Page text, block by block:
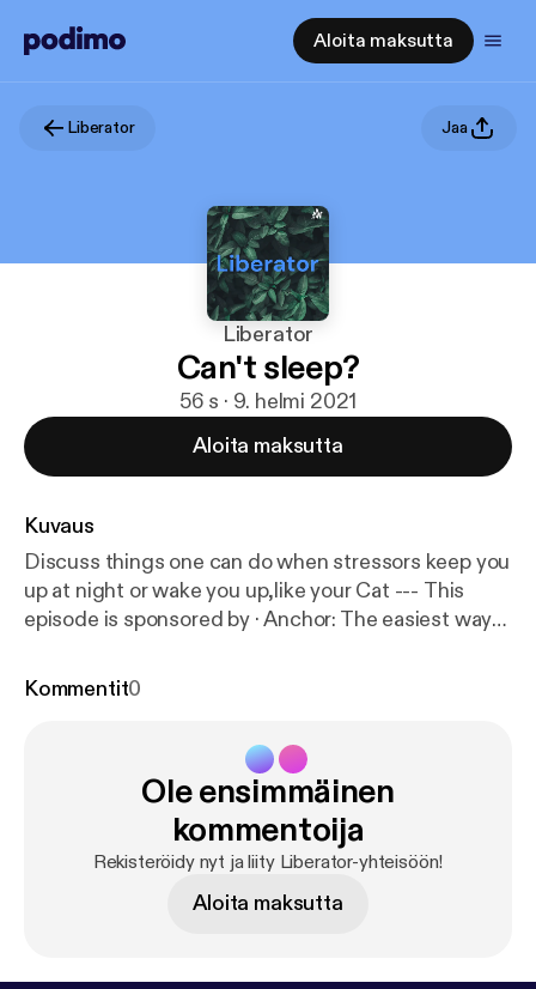
Aloita maksutta
Liberator Jaa
Liberator
Can't sleep?
56 s · 9. helmi 2021
Aloita maksutta
Kuvaus
Discuss things one can do when stressors keep you
up at night or wake you up,like your Cat --- This
episode is sponsored by · Anchor: The easiest way
chor.fm/app]
Kommentit0
Ole ensimmäinen
kommentoija
Rekisteröidy nyt ja liity Liberator-yhteisöön!
Aloita maksutta